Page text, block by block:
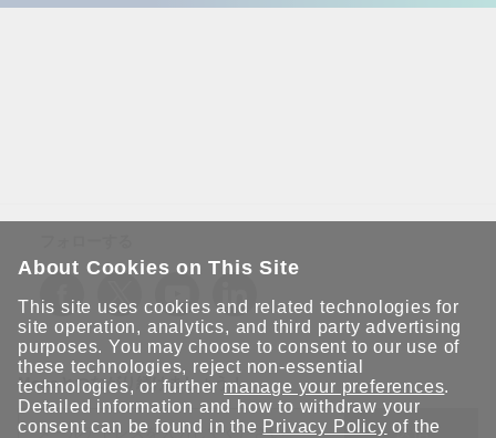
Moxaとつながり続けましょう！
送信
About Cookies on This Site
This site uses cookies and related technologies for
site operation, analytics, and third party advertising
purposes. You may choose to consent to our use of
these technologies, reject non-essential
technologies, or further manage your preferences.
Detailed information and how to withdraw your
consent can be found in the Privacy Policy of the